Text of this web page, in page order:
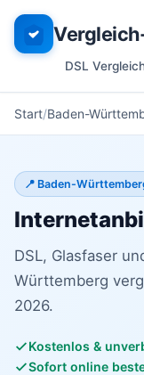
DSL
Start Baden-
📍 Baden-
DSL, Glasfaser
Württemberg
2026.
Kostenlos &
Sofort online